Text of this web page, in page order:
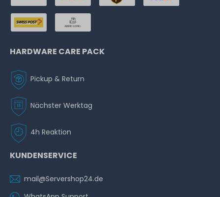
HARDWARE CARE PACK
Pickup & Return
Nächster Werktag
4h Reaktion
KUNDENSERVICE
mail@Servershop24.de